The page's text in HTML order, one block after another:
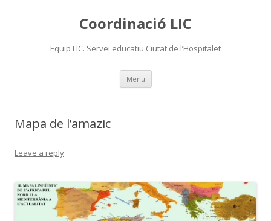
Coordinació LIC
Equip LIC. Servei educatiu Ciutat de l’Hospitalet
Menu Skip
content
Mapa de l’amazic
Leave a reply